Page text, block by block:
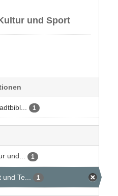
und Sport
1
und... 1
Te... 1